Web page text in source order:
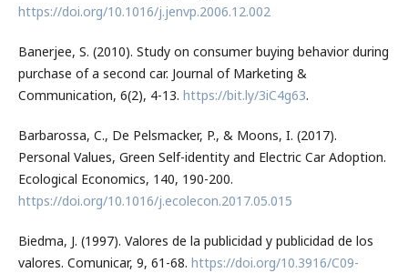
https://doi.org/10.1016/j.jenvp.2006.12.002
Banerjee, S. (2010). Study on consumer buying behavior during
purchase of a second car. Journal of Marketing &
Communication, 6(2), 4-13. https://bit.ly/3iC4g63.
Barbarossa, C., De Pelsmacker, P., & Moons, I. (2017).
Personal Values, Green Self-identity and Electric Car Adoption.
Ecological Economics, 140, 190-200.
https://doi.org/10.1016/j.ecolecon.2017.05.015
Biedma, J. (1997). Valores de la publicidad y publicidad de los
valores. Comunicar, 9, 61-68. https://doi.org/10.3916/C09-